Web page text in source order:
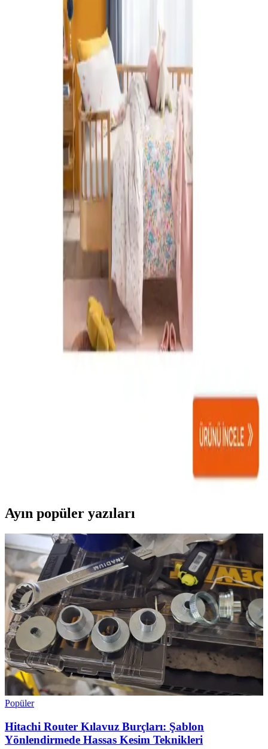
Bebek Beşikleri Güvenlik ve Konfor Standartlarıyla
Doğru Seçim Rehberi
Bebek beşikleri, güvenlik ve konfor açısından yüksek standartlara
uygun tasarlanmalı. Malzeme, tasarım ve fonksiyonellik
ebeveynlerin dikkat etmesi gereken önemli kriterlerdir.
Anne Yanı Park Yatakları: Güvenli ve Konforlu
Bebek Uyku Alanları İçin Kapsamlı Rehber
Anne yanı park yatakları, bebeklerin güvenli ve konforlu uyku
ortamı sağlar. Hafif, taşınabilir ve güvenlik standartlarına uygun
modellerle bebeğinizin ilk yıllarında ideal çözüm sunar.
Bebek Odası Dekorasyonunda Uyku Setleri ile
Konfor ve Estetiğin Uyumunu Yakalayın
Bebek odası uyku setleri, estetik ve fonksiyonelliği bir arada sunar,
sağlıklı ve rahat bir uyku ortamı sağlar. Renk ve tema seçimiyle
Bebek Odası Dekorasyonunda Güvenli ve Şık Masa
Sandalye Seçenekleri 2023
Bebek odası dekorasyonunda güvenlik, estetik ve fonksiyonelliği bir
arada sunan masa ve sandalye seçimleriyle odanızı daha kullanışlı ve
Bambu Bebek Bornoz Setleri ile Konfor ve Estetiğin
Mükemmel Buluşması
Bebek Uyku Setleri ve Dekorasyonuyla Evinizde
Ayın popüler yazıları
Popüler
Hitachi Router Kılavuz Burçları: Şablon
Yönlendirmede Hassas Kesim Teknikleri